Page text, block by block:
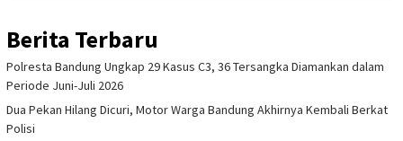
Berita Terbaru
Polresta Bandung Ungkap 29 Kasus C3, 36 Tersangka Diamankan dalam
Periode Juni-Juli 2026
Dua Pekan Hilang Dicuri, Motor Warga Bandung Akhirnya Kembali Berkat
Polisi